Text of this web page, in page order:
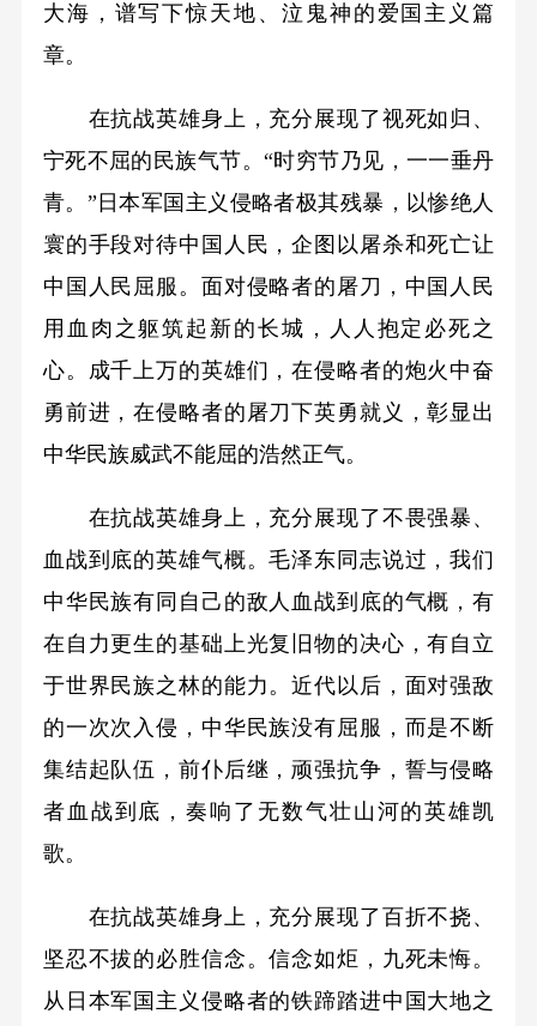
大海，谱写下惊天地、泣鬼神的爱国主义篇
章。
在抗战英雄身上，充分展现了视死如归、
宁死不屈的民族气节。“时穷节乃见，一一垂丹
青。”日本军国主义侵略者极其残暴，以惨绝人
寰的手段对待中国人民，企图以屠杀和死亡让
中国人民屈服。面对侵略者的屠刀，中国人民
用血肉之躯筑起新的长城，人人抱定必死之
心。成千上万的英雄们，在侵略者的炮火中奋
勇前进，在侵略者的屠刀下英勇就义，彰显出
中华民族威武不能屈的浩然正气。
在抗战英雄身上，充分展现了不畏强暴、
血战到底的英雄气概。毛泽东同志说过，我们
中华民族有同自己的敌人血战到底的气概，有
在自力更生的基础上光复旧物的决心，有自立
于世界民族之林的能力。近代以后，面对强敌
的一次次入侵，中华民族没有屈服，而是不断
集结起队伍，前仆后继，顽强抗争，誓与侵略
者血战到底，奏响了无数气壮山河的英雄凯
歌。
在抗战英雄身上，充分展现了百折不挠、
坚忍不拔的必胜信念。信念如炬，九死未悔。
从日本军国主义侵略者的铁蹄踏进中国大地之